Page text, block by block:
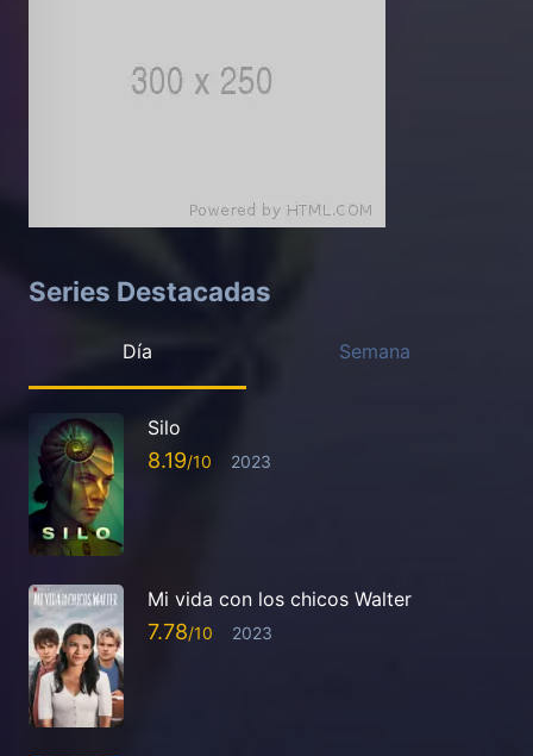
Series Destacadas
Día Semana
Silo
8.19 2023
Mi vida con los chicos Walter
7.78 2023